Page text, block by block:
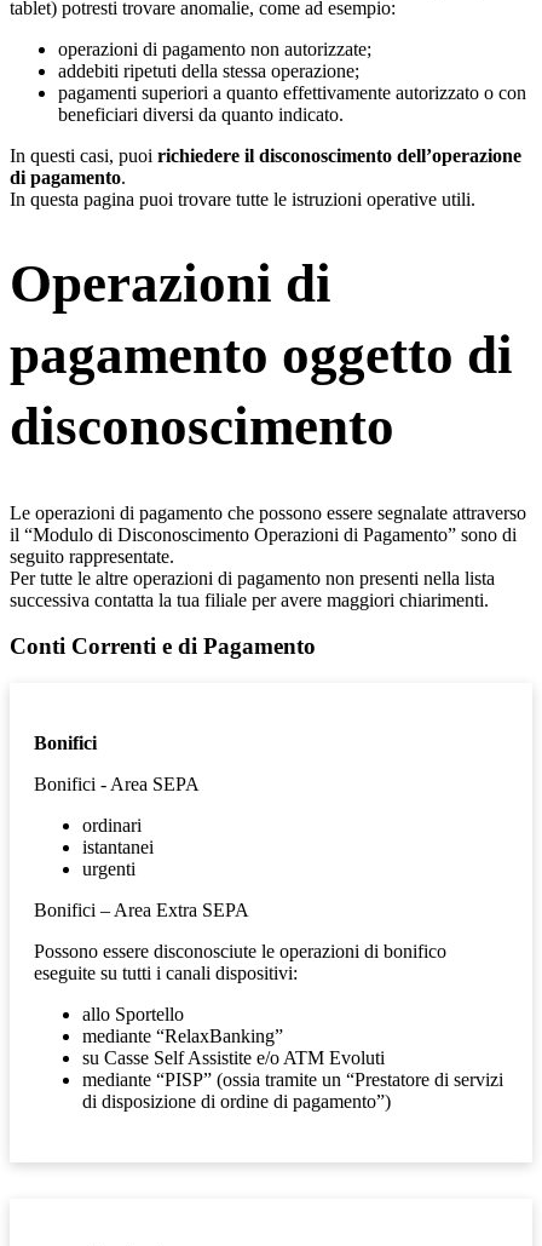
tablet) potresti trovare anomalie, come ad esempio:
operazioni di pagamento non autorizzate;
addebiti ripetuti della stessa operazione;
pagamenti superiori a quanto effettivamente autorizzato o con
beneficiari diversi da quanto indicato.
In questi casi, puoi richiedere il disconoscimento dell’operazione
di pagamento.
In questa pagina puoi trovare tutte le istruzioni operative utili.
Operazioni di
pagamento oggetto di
disconoscimento
Le operazioni di pagamento che possono essere segnalate attraverso
il “Modulo di Disconoscimento Operazioni di Pagamento” sono di
seguito rappresentate.
Per tutte le altre operazioni di pagamento non presenti nella lista
successiva contatta la tua filiale per avere maggiori chiarimenti.
Conti Correnti e di Pagamento
Bonifici
Bonifici - Area SEPA
ordinari
istantanei
urgenti
Bonifici – Area Extra SEPA
Possono essere disconosciute le operazioni di bonifico
eseguite su tutti i canali dispositivi:
allo Sportello
mediante “RelaxBanking”
su Casse Self Assistite e/o ATM Evoluti
mediante “PISP” (ossia tramite un “Prestatore di servizi
di disposizione di ordine di pagamento”)